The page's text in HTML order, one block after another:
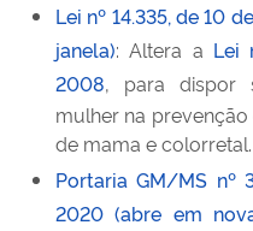
Lei nº 14.335, de 10
janela): Altera a Lei
2008, para dispor
mulher na
de mama e colorretal.
Portaria GM/MS nº
2020 (abre em